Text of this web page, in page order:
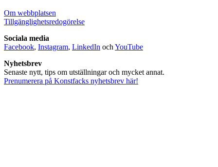
Om webbplatsen
Tillgänglighetsredogörelse
Sociala media
Facebook, Instagram, LinkedIn och YouTube
Nyhetsbrev
Senaste nytt, tips om utställningar och mycket annat.
Prenumerera på Konstfacks nyhetsbrev här!